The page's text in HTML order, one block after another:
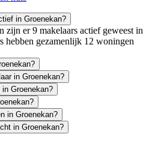
in Groenekan?
zijn er 9 makelaars actief geweest in
hebben gezamenlijk 12 woningen
in Groenekan?
Groenekan?
in Groenekan?
in Groenekan?